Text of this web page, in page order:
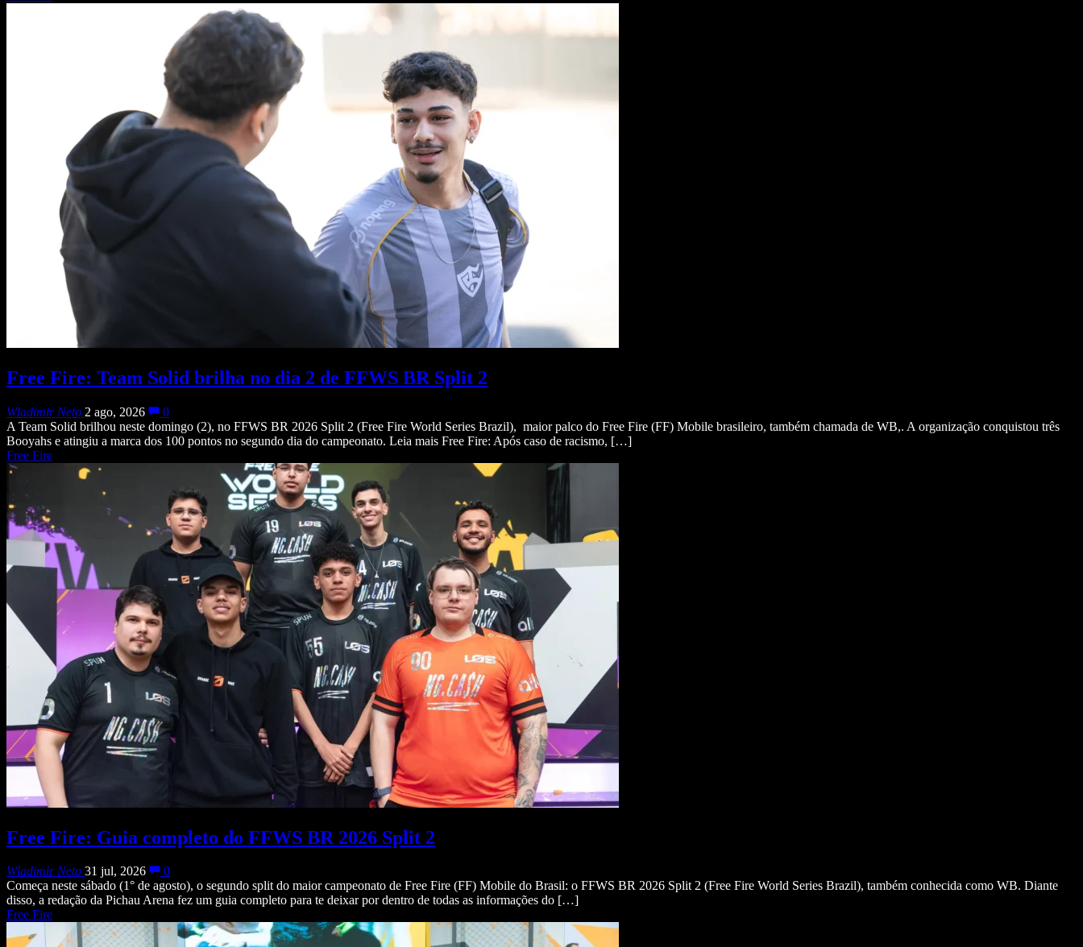
Free Fire: Team Solid brilha no dia 2 de FFWS BR Split 2
Wladimir Neto 2 ago, 2026
0
A Team Solid brilhou neste domingo (2), no FFWS BR 2026 Split 2 (Free Fire World Series Brazil), maior palco do Free Fire (FF) Mobile brasileiro, também chamada de WB,. A organização conquistou três
Booyahs e atingiu a marca dos 100 pontos no segundo dia do campeonato. Leia mais Free Fire: Após caso de racismo, […]
Free Fire
Free Fire: Guia completo do FFWS BR 2026 Split 2
Wladimir Neto 31 jul, 2026
0
Começa neste sábado (1° de agosto), o segundo split do maior campeonato de Free Fire (FF) Mobile do Brasil: o FFWS BR 2026 Split 2 (Free Fire World Series Brazil), também conhecida como WB. Diante
disso, a redação da Pichau Arena fez um guia completo para te deixar por dentro de todas as informações do […]
Free Fire